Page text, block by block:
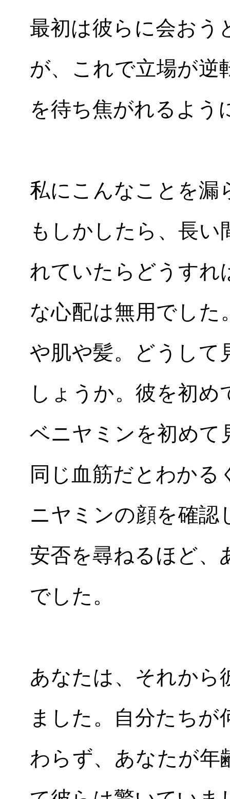
最初は彼らに会おう
が、これで立場が逆
を待ち焦がれるよう
私にこんなことを漏
もしかしたら、長
れていたらどうすれ
な心配は無用でした
や肌や髪。どうして
しょうか。彼を初
ベニヤミンを初めて
同じ血筋だとわか
ニヤミンの顔を確認
安否を尋ねるほど、
でした。
あなたは、それから
ました。自分たち
わらず、あなたが年